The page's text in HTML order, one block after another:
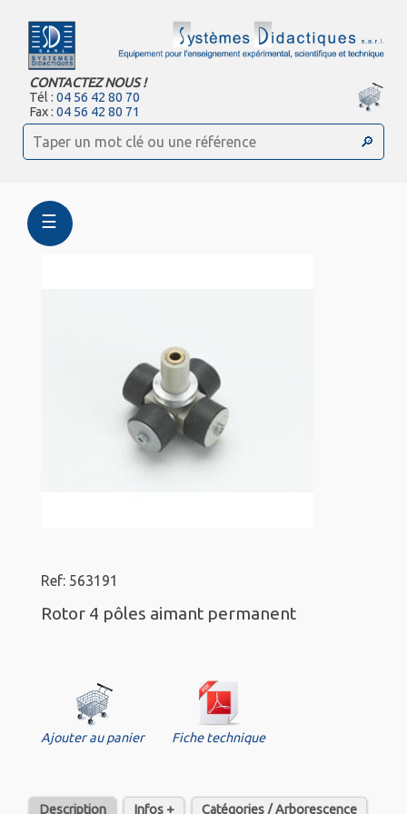
CONTACTEZ NOUS !
Tél :04 56 42 80 70
Fax :04 56 42 80 71
☰
Ref: 563191
Rotor 4 pôles aimant permanent
Ajouter au panier Fiche technique
Description Infos + Catégories / Arborescence